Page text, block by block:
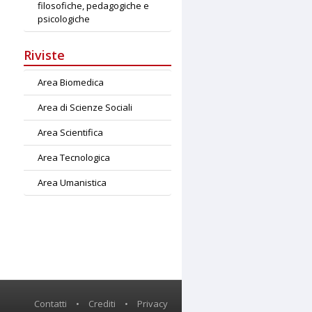
filosofiche, pedagogiche e
psicologiche
Riviste
Area Biomedica
Area di Scienze Sociali
Area Scientifica
Area Tecnologica
Area Umanistica
Contatti • Crediti • Privacy